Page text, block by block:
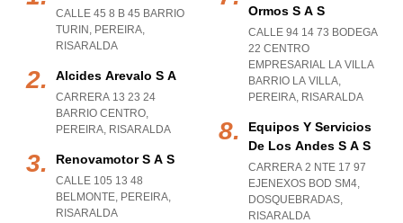
CALLE 45 8 B 45 BARRIO
TURIN , PEREIRA,
RISARALDA
Alcides Arevalo S A
CARRERA 13 23 24
BARRIO CENTRO,
PEREIRA, RISARALDA
Renovamotor S A S
CALLE 105 13 48
BELMONTE, PEREIRA,
RISARALDA
Ormos S A S
CALLE 94 14 73 BODEGA
22 CENTRO
EMPRESARIAL LA VILLA
BARRIO LA VILLA,
PEREIRA, RISARALDA
Equipos Y Servicios
De Los Andes S A S
CARRERA 2 NTE 17 97
EJENEXOS BOD SM4,
DOSQUEBRADAS,
RISARALDA